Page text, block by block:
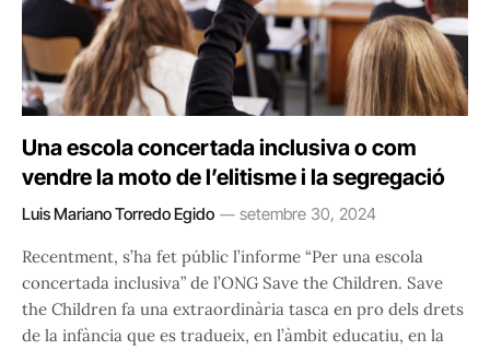
Una escola concertada inclusiva o com
vendre la moto de l’elitisme i la segregació
Luis Mariano Torredo Egido setembre 30, 2024
Recentment, s’ha fet públic l’informe “Per una escola
concertada inclusiva” de l’ONG Save the Children. Save
the Children fa una extraordinària tasca en pro dels drets
de la infància que es tradueix, en l’àmbit educatiu, en la